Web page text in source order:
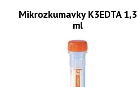
Mikrozkumavky K3EDTA 1,3
ml